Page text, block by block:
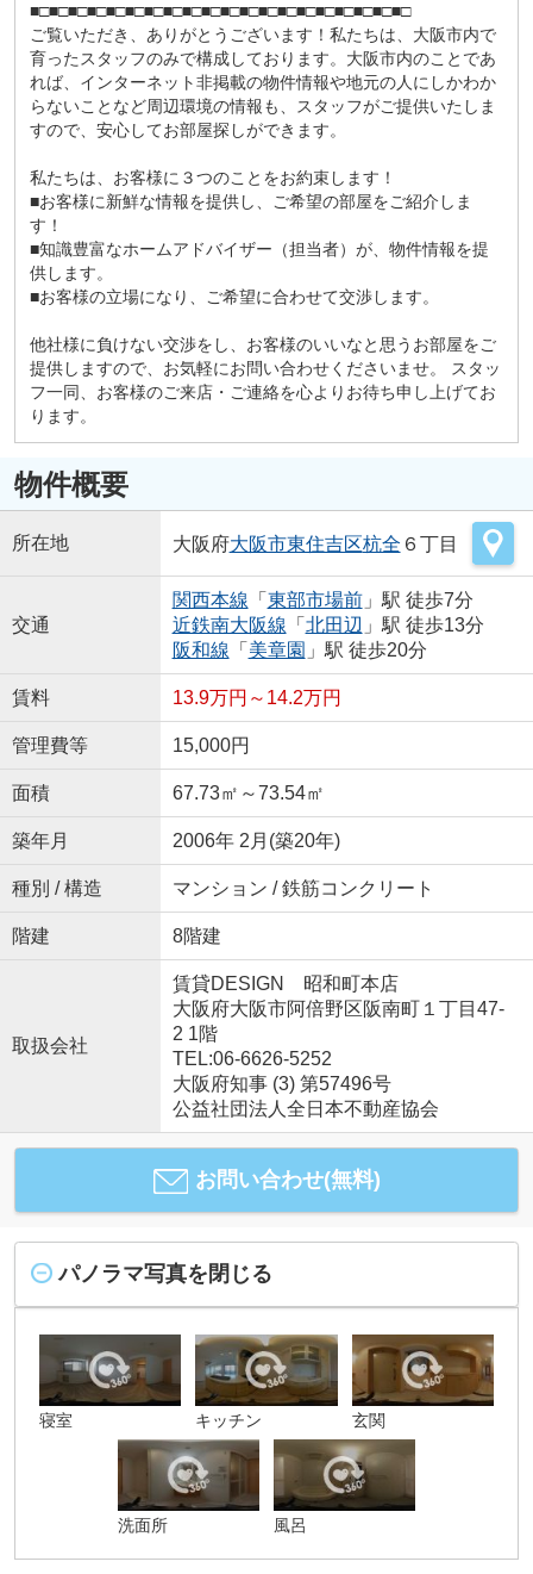
■□■□■□■□■□■□■□■□■□■□■□■□■□■□■□■□■□■□■□■□
ご覧いただき、ありがとうございます！私たちは、大阪市内で
育ったスタッフのみで構成しております。大阪市内のことであ
れば、インターネット非掲載の物件情報や地元の人にしかわか
らないことなど周辺環境の情報も、スタッフがご提供いたしま
すので、安心してお部屋探しができます。
私たちは、お客様に３つのことをお約束します！
■お客様に新鮮な情報を提供し、ご希望の部屋をご紹介しま
す！
■知識豊富なホームアドバイザー（担当者）が、物件情報を提
供します。
■お客様の立場になり、ご希望に合わせて交渉します。
他社様に負けない交渉をし、お客様のいいなと思うお部屋をご
提供しますので、お気軽にお問い合わせくださいませ。 スタッ
フ一同、お客様のご来店・ご連絡を心よりお待ち申し上げてお
ります。
物件概要
所在地 大阪府大阪市東住吉区杭全 ６丁目
交通
関西本線 「 東部市場前」駅 徒歩7分
近鉄南大阪線 「 北田辺 」駅 徒歩13分
阪和線 「 美章園 」駅 徒歩20分
賃料 13.9万円～14.2万円
管理費等 15,000円
面積 67.73㎡～73.54㎡
築年月 2006年 2月(築20年)
種別 / 構造 マンション / 鉄筋コンクリート
階建 8階建
取扱会社
賃貸DESIGN 昭和町本店
大阪府大阪市阿倍野区阪南町１丁目47-
2 1階
TEL:06-6626-5252
大阪府知事 (3) 第57496号
公益社団法人全日本不動産協会
お問い合わせ(無料)
パノラマ写真を閉じる
寝室 キッチン 玄関
洗面所 風呂